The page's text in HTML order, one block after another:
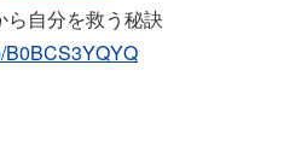
自分を救う秘訣
B0BCS3YQYQ